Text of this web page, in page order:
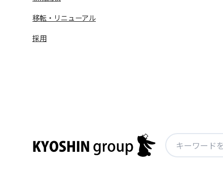
移転・リニューアル
採用
検
索: